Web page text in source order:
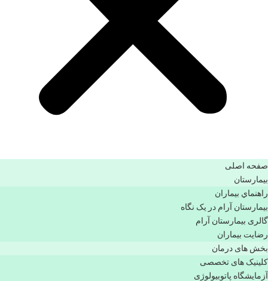
صفحه اصلی
بيمارستان
راهنماي بیماران
بیمارستان آرام در یک نگاه
گالری بیمارستان آرام
رضایت بیماران
بخش های درمان
کلینیک های تخصصی
آزمایشگاه پاتوبیولوژی